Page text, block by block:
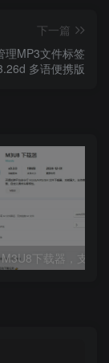
下一篇
理MP3文件标签
多语便携版
下载器，支持